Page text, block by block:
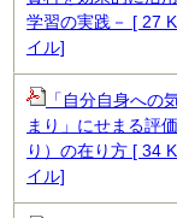
学習の実践－ [ 27
イル]
「自分自身への
まり」にせまる評
り）の在り方 [ 34
イル]